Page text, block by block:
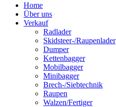
Home
Über uns
Verkauf
Radlader
Skidsteer-/Raupenlader
Dumper
Kettenbagger
Mobilbagger
Minibagger
Brech-/Siebtechnik
Raupen
Walzen/Fertiger